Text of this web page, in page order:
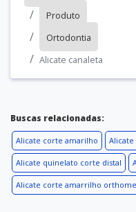
Produto
Ortodontia
Alicate canaleta
Buscas relacionadas:
Alicate corte amarilho
Alicate quinelato corte distal
Alicate corte amarrilho